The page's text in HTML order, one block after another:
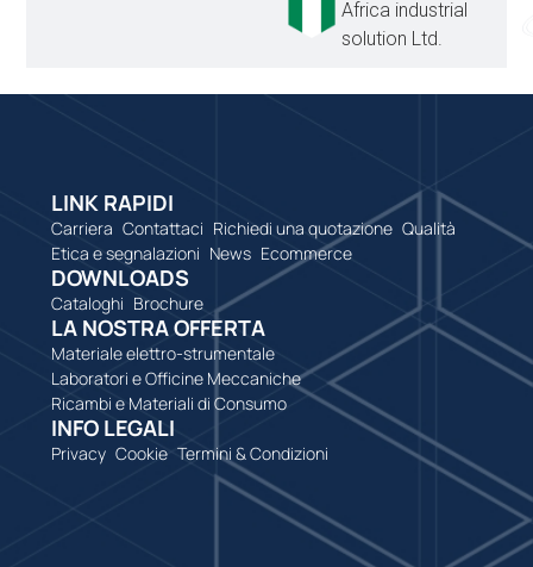
Africa industrial
solution Ltd.
LINK RAPIDI
Carriera Contattaci Richiedi una quotazione Qualità
Etica e segnalazioni News Ecommerce
DOWNLOADS
Cataloghi Brochure
LA NOSTRA OFFERTA
Materiale elettro-strumentale
Laboratori e Officine Meccaniche
Ricambi e Materiali di Consumo
INFO LEGALI
Privacy Cookie Termini & Condizioni